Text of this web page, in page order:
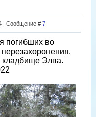
| Сообщение # 7
погибших во
кладбище Элва.